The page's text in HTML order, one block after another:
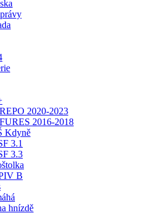
2020-2023
2016-2018
Kdyně
3.1
3.3
B
hnízdě